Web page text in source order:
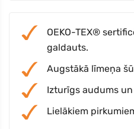
OEKO-TEX®
galdauts.
Augstākā līmeņa
Izturīgs audums
Lielākiem